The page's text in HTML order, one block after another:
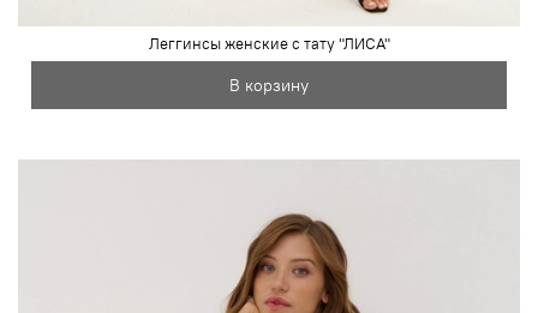
Леггинсы женские с тату "ЛИСА"
В корзину